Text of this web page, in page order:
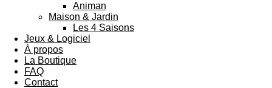
Animan
Maison & Jardin
Les 4 Saisons
Jeux & Logiciel
À propos
La Boutique
FAQ
Contact